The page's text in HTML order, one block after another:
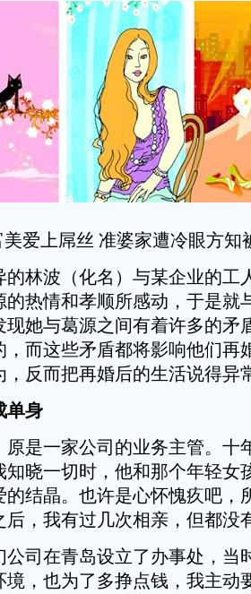
爱上屌丝 准婆家遭冷眼方知
波（化名）与某企业的工
的热情和孝顺所感动，于是就
现她与葛源之间有着许多的矛
，而这些矛盾都将影响他们再
，反而把再婚后的生活说得
身
一家公司的业务主管。十
知晓一切时，他和那个年轻女
的结晶。也许是心怀愧疚吧，
后，我有过几次相亲，但都没
司在青岛设立了办事处，当
境，也为了多挣点钱，我主动